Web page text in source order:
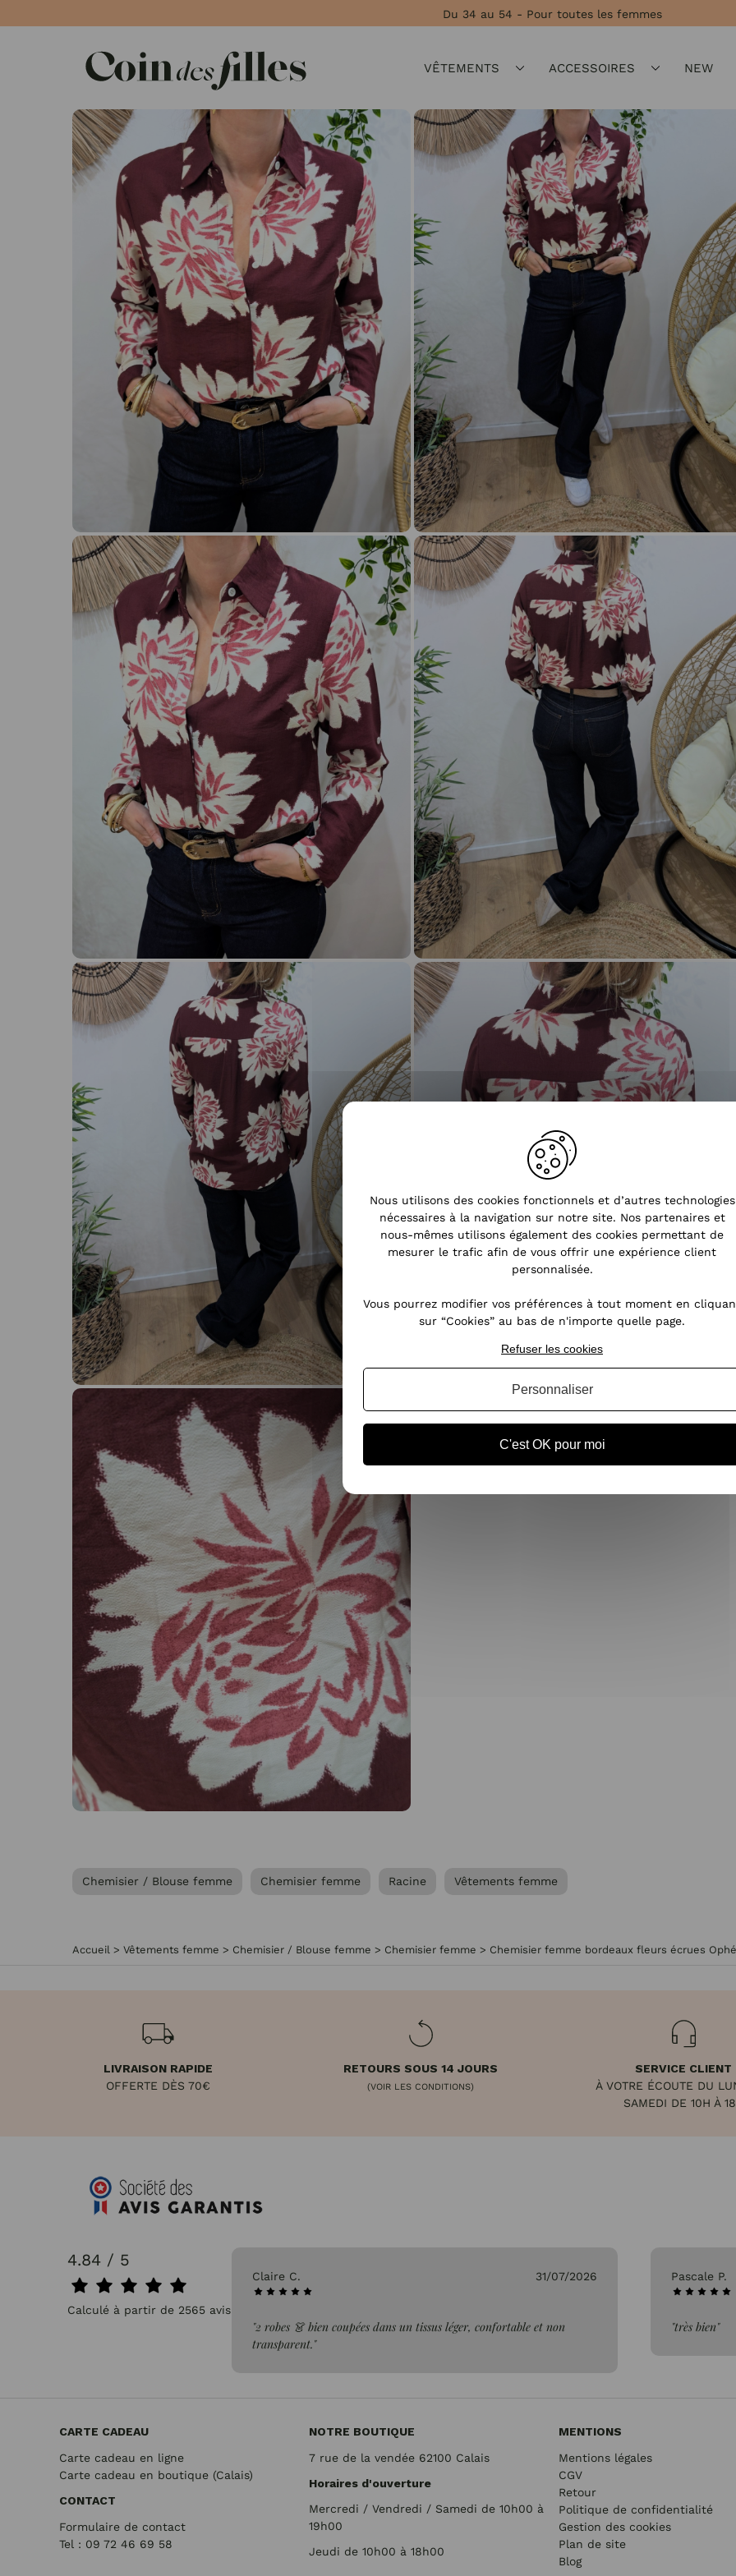
Du 34 au 54 - Pour toutes les femmes
VÊTEMENTS ACCESSOIRES NEW
Chemisier / Blouse femme Chemisier femme Racine Vêtements femme
Accueil > Vêtements femme > Chemisier / Blouse femme > Chemisier femme > Chemisier femme bordeaux fleurs écrues
LIVRAISON RAPIDE
OFFERTE DÈS 70€
RETOURS SOUS 14 JOURS
(VOIR LES CONDITIONS)
SERVICE CLIENT
À VOTRE ÉCOUTE DU
SAMEDI DE 10H À
4.84 / 5
Calculé à partir de 2565 avis.
31/07/2026 Pascale P. 26/07/2026
"très bien"
Genevieve
"Parfait"
CARTE CADEAU
Carte cadeau en ligne
Carte cadeau en boutique (Calais)
CONTACT
Formulaire de contact
Tel : 09 72 46 69 58
NOTRE BOUTIQUE
7 rue de la vendée 62100 Calais
Horaires d'ouverture
Mercredi / Vendredi / Samedi de 10h00 à
19h00
Jeudi de 10h00 à 18h00
MENTIONS
Mentions légales
CGV
Retour
Politique de confidentialité
Gestion des cookies
Plan de site
Blog
Nous utilisons des cookies fonctionnels et d’autres technologies
nécessaires à la navigation sur notre site. Nos partenaires et
nous-mêmes utilisons également des cookies permettant de
mesurer le trafic afin de vous offrir une expérience client
personnalisée.
Vous pourrez modifier vos préférences à tout moment en
sur “Cookies” au bas de n'importe quelle page.
C'est OK pour moi
Refuser les cookies
Personnaliser